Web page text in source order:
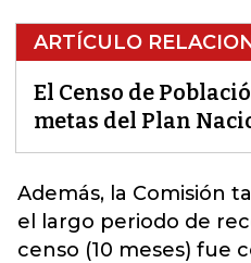
ARTÍCULO
El Censo de
metas del Plan
Además, la Comisión
el largo periodo de
censo (10 meses) fue